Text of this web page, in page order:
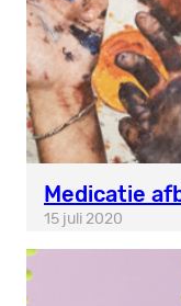
Medicatie
15 juli 2020